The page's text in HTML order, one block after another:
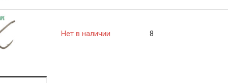
Нет в наличии 8